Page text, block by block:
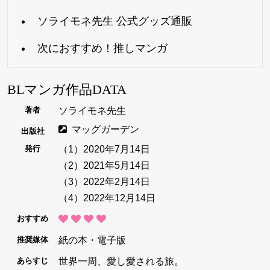
ソライモネ先生 公式グッズ通販
次におすすめ！推しマンガ
BLマンガ作品DATA
著者 ソライモネ先生
出版社 マッグガーデン
発行
（1）2020年7月14日
（2）2021年5月14日
（3）2022年2月14日
（4）2022年12月14日
おすすめ
推奨媒体 紙の本・電子版
あらすじ 世界一周、愛し愛される旅。